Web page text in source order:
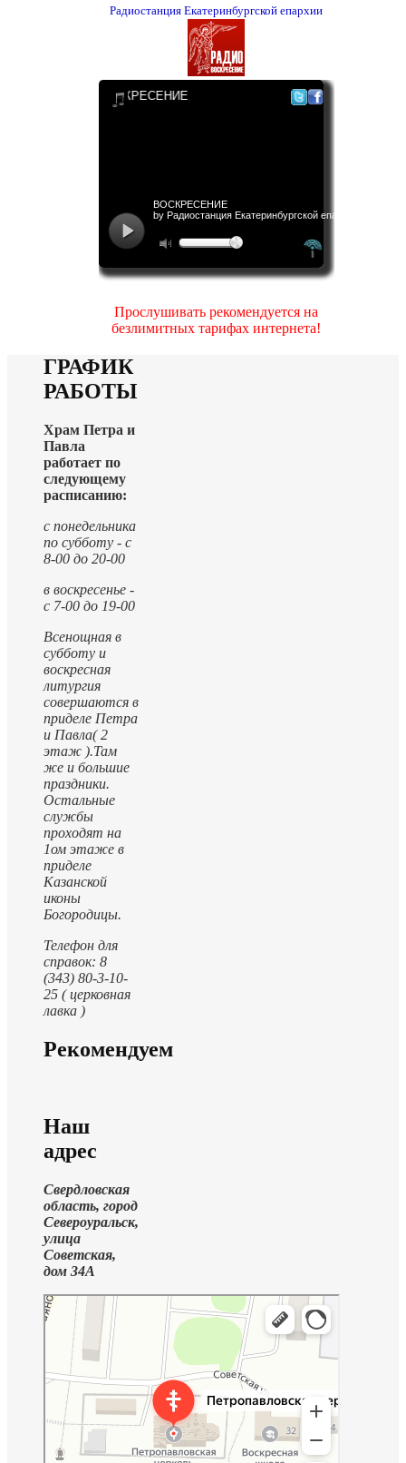
Радиостанция Екатеринбургской епархии
Прослушивать рекомендуется на
безлимитных тарифах интернета!
ГРАФИК
РАБОТЫ
Храм Петра и
Павла
работает по
следующему
расписанию:
с понедельника
по субботу - с
8-00 до 20-00
в воскресенье -
с 7-00 до 19-00
Всенощная в
субботу и
воскресная
литургия
совершаются в
приделе Петра
и Павла( 2
этаж ).Там
же и большие
праздники.
Остальные
службы
проходят на
1ом этаже в
приделе
Казанской
иконы
Богородицы.
Телефон для
справок: 8
(343) 80-3-10-
25 ( церковная
лавка )
Рекомендуем
Наш
адрес
Свердловская
область, город
Североуральск,
улица
Советская,
дом 34А